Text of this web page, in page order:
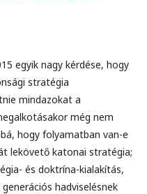
egyik nagy kérdése, hogy
stratégia
mindazokat a
még nem
hogy folyamatban van-e
lekövető katonai stratégia;
és doktrína-kialakítás,
hadviselésnek